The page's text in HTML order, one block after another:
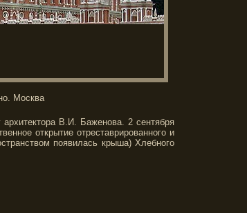
Москва
В.И. Баженова. 2 сентября
открытие отреставрированного и
появилась крыша) Хлебного